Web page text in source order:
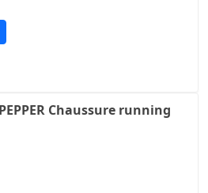
Chaussure running